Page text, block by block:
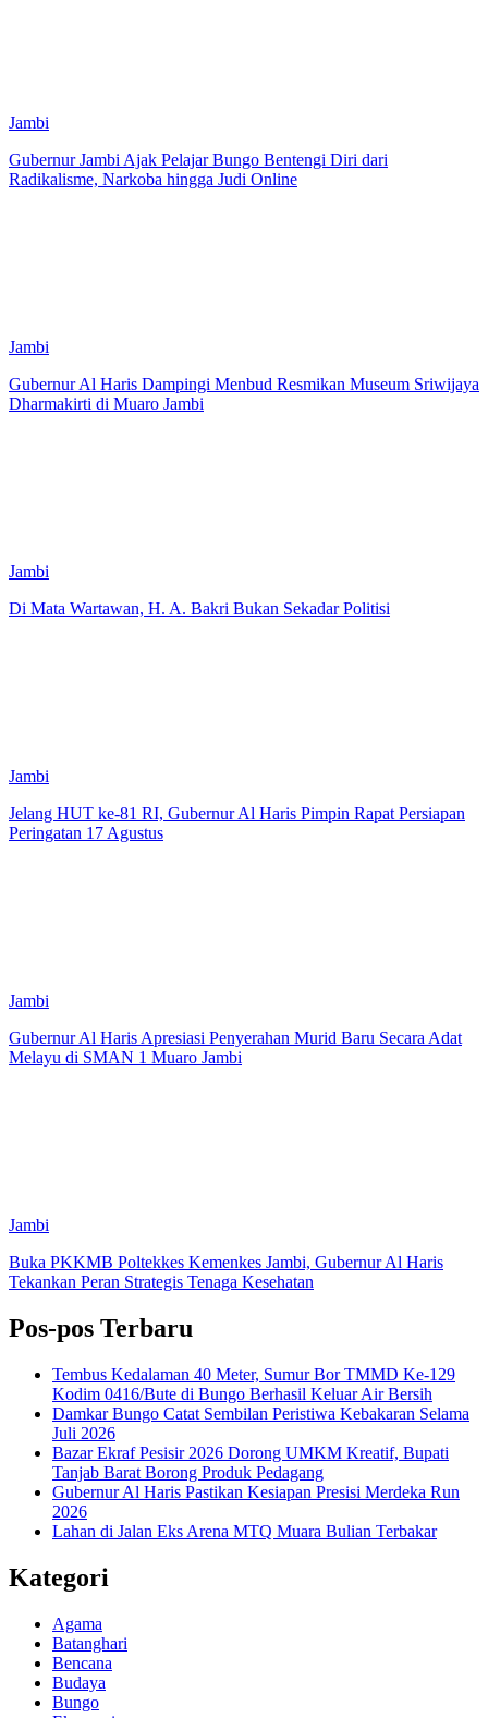
Jambi
Gubernur Jambi Ajak Pelajar Bungo Bentengi Diri dari
Radikalisme, Narkoba hingga Judi Online
Jambi
Gubernur Al Haris Dampingi Menbud Resmikan Museum Sriwijaya
Dharmakirti di Muaro Jambi
Jambi
Di Mata Wartawan, H. A. Bakri Bukan Sekadar Politisi
Jambi
Jelang HUT ke-81 RI, Gubernur Al Haris Pimpin Rapat Persiapan
Peringatan 17 Agustus
Jambi
Gubernur Al Haris Apresiasi Penyerahan Murid Baru Secara Adat
Melayu di SMAN 1 Muaro Jambi
Jambi
Buka PKKMB Poltekkes Kemenkes Jambi, Gubernur Al Haris
Tekankan Peran Strategis Tenaga Kesehatan
Pos-pos Terbaru
Tembus Kedalaman 40 Meter, Sumur Bor TMMD Ke-129
Kodim 0416/Bute di Bungo Berhasil Keluar Air Bersih
Damkar Bungo Catat Sembilan Peristiwa Kebakaran Selama
Juli 2026
Bazar Ekraf Pesisir 2026 Dorong UMKM Kreatif, Bupati
Tanjab Barat Borong Produk Pedagang
Gubernur Al Haris Pastikan Kesiapan Presisi Merdeka Run
2026
Lahan di Jalan Eks Arena MTQ Muara Bulian Terbakar
Kategori
Agama
Batanghari
Bencana
Budaya
Bungo